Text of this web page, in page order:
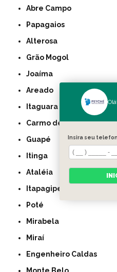
Abre Campo
Papagaios
Alterosa
Grão Mogol
Joaíma
Areado
Itaguara
Carmo de Minas
Guapé
Itinga
Ataléia
Itapagipe
Poté
Mirabela
Miraí
Engenheiro Caldas
Insira seu